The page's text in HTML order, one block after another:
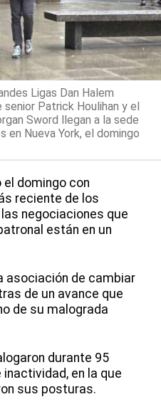
Ligas Dan Halem
Patrick Houlihan y el
Sword llegan a la sede
en Nueva York, el domingo
el domingo con
reciente de los
negociaciones que
están en un
asociación de cambiar
de un avance que
de su malograda
durante 95
en la que
sus posturas.